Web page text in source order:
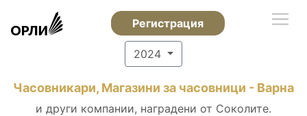
Регистрация
2024
Часовникари, Магазини за часовници - Варна
и други компании, наградени от Соколите.